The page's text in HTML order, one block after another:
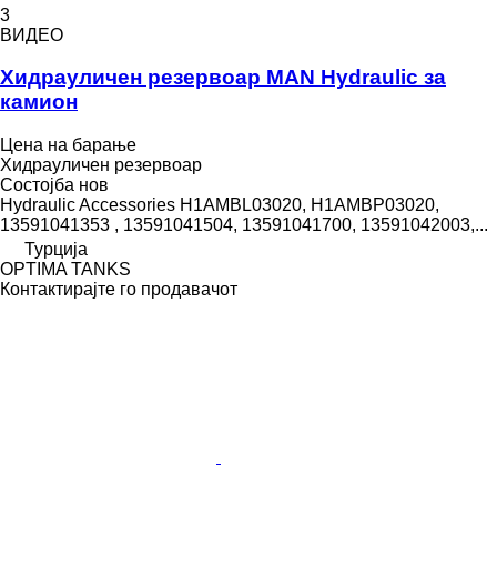
3
ВИДЕО
Хидрауличен резервоар MAN Hydraulic за
камион
Цена на барање
Хидрауличен резервоар
Состојба нов
Hydraulic Accessories H1AMBL03020, H1AMBP03020,
13591041353 , 13591041504, 13591041700, 13591042003,...
Турција
OPTIMA TANKS
Контактирајте го продавачот